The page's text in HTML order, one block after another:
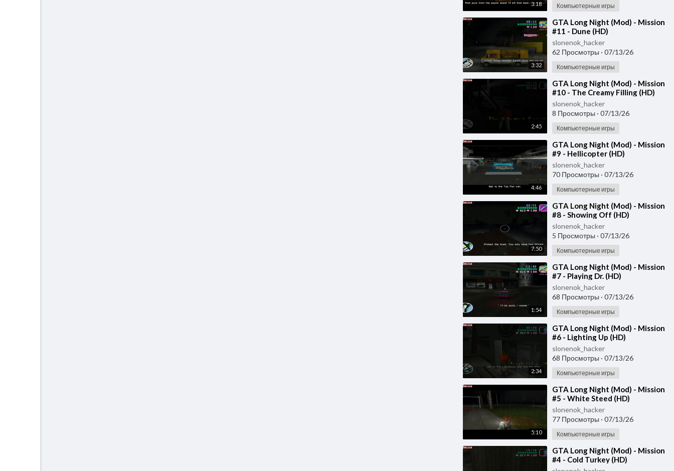
3:18 Компьютерные игры
3:32
⁣GTA Long Night (Mod) - Mission
#11 - Dune (HD)
slonenok_hacker
62 Просмотры · 07/13/26
Компьютерные игры
2:45
⁣GTA Long Night (Mod) - Mission
#10 - The Creamy Filling (HD)
slonenok_hacker
8 Просмотры · 07/13/26
Компьютерные игры
4:46
⁣GTA Long Night (Mod) - Mission
#9 - Hellicopter (HD)
slonenok_hacker
70 Просмотры · 07/13/26
Компьютерные игры
7:50
⁣GTA Long Night (Mod) - Mission
#8 - Showing Off (HD)
slonenok_hacker
5 Просмотры · 07/13/26
Компьютерные игры
1:54
⁣GTA Long Night (Mod) - Mission
#7 - Playing Dr. (HD)
slonenok_hacker
68 Просмотры · 07/13/26
Компьютерные игры
2:34
⁣GTA Long Night (Mod) - Mission
#6 - Lighting Up (HD)
slonenok_hacker
68 Просмотры · 07/13/26
Компьютерные игры
5:10
⁣GTA Long Night (Mod) - Mission
#5 - White Steed (HD)
slonenok_hacker
77 Просмотры · 07/13/26
Компьютерные игры
⁣GTA Long Night (Mod) - Mission
#4 - Cold Turkey (HD)